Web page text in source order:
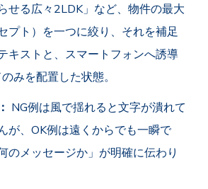
せる広々2LDK」など、物件の最大
プト）を一つに絞り、それを補足
キストと、スマートフォンへ誘導
みを配置した状態。
NG例は風で揺れると文字が潰れて
が、OK例は遠くからでも一瞬で
のメッセージか」が明確に伝わり